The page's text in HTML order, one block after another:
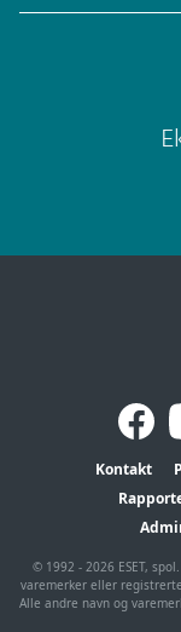
Kontakt
© 1992 - 2026 ESET,
varemerker eller registrerte
Alle andre navn og